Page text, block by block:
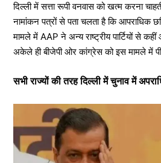
दिल्ली में सत्ता रूपी वनवास को खत्म करना
नामांकन पत्रों से पता चलता है कि आपराधिक
मामले में AAP ने अन्य राष्ट्रीय पार्टियों से
अकेले ही बीजेपी ओर कांग्रेस को इस मामले में
सभी राज्यों की तरह दिल्ली में चुनाव में